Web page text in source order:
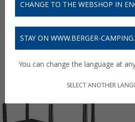
CHANGE TO THE WEBSHOP IN
STAY ON WWW.BERGER-
You can change the language at
SELECT ANOTHER